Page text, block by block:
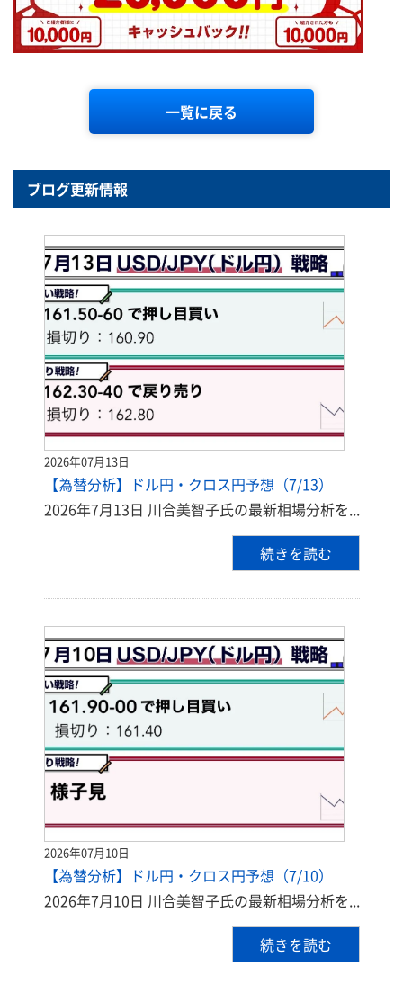
一覧に戻る
ブログ更新情報
2026年07月13日
【為替分析】ドル円・クロス円予想（7/13）
2026年7月13日 川合美智子氏の最新相場分析を...
続きを読む
2026年07月10日
【為替分析】ドル円・クロス円予想（7/10）
2026年7月10日 川合美智子氏の最新相場分析を...
続きを読む